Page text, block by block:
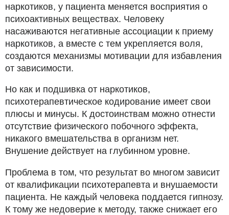
наркотиков, у пациента меняется восприятия о
психоактивных веществах. Человеку
насаживаются негативные ассоциации к приему
наркотиков, а вместе с тем укрепляется воля,
создаются механизмы мотивации для избавления
от зависимости.
Но как и подшивка от наркотиков,
психотерапевтическое кодирование имеет свои
плюсы и минусы. К достоинствам можно отнести
отсутствие физического побочного эффекта,
никакого вмешательства в организм нет.
Внушение действует на глубинном уровне.
Проблема в том, что результат во многом зависит
от квалификации психотерапевта и внушаемости
пациента. Не каждый человека поддается гипнозу.
К тому же недоверие к методу, также снижает его